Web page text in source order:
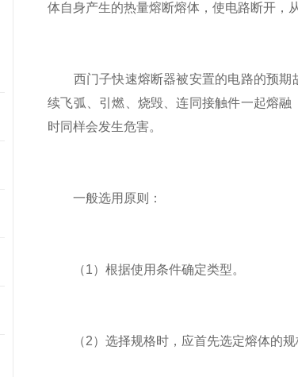
体自身产生的热量熔断熔体，使电路断开，
西门子快速熔断器被安置的电路的预期
续飞弧、引燃、烧毁、连同接触件一起熔
时同样会发生危害。
一般选用原则：
（1）根据使用条件确定类型。
（2）选择规格时，应首先选定熔体的规